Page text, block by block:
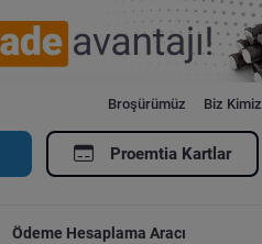
Broşürümüz Biz Kimiz
Proemtia Kartlar
Ödeme Hesaplama Aracı